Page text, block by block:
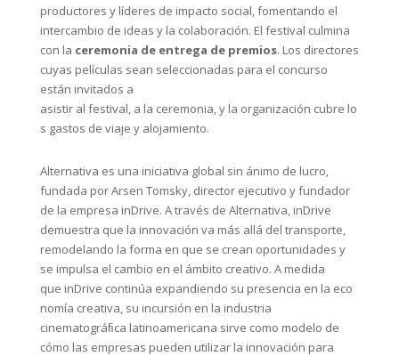
productores y líderes de impacto social, fomentando el
intercambio de ideas y la colaboración. El festival culmina
con la ceremonia de entrega de premios. Los directores
cuyas películas sean seleccionadas para el concurso
están invitados a
asistir al festival, a la ceremonia, y la organización cubre lo
s gastos de viaje y alojamiento.
Alternativa es una iniciativa global sin ánimo de lucro,
fundada por Arsen Tomsky, director ejecutivo y fundador
de la empresa inDrive. A través de Alternativa, inDrive
demuestra que la innovación va más allá del transporte,
remodelando la forma en que se crean oportunidades y
se impulsa el cambio en el ámbito creativo. A medida
que inDrive continúa expandiendo su presencia en la eco
nomía creativa, su incursión en la industria
cinematográﬁca latinoamericana sirve como modelo de
cómo las empresas pueden utilizar la innovación para